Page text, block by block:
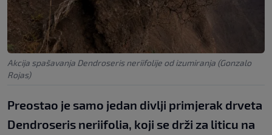
Akcija spašavanja Dendroseris neriifolije od izumiranja (Gonzalo
Rojas)
Preostao je samo jedan divlji primjerak drveta
Dendroseris neriifolia, koji se drži za liticu na